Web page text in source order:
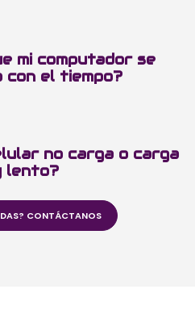
mi computador se
con el tiempo?
no carga o carga
lento?
CONTÁCTANOS